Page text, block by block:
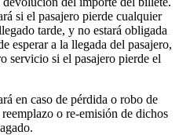
si el pasajero pierde cualquier
tarde, y no estará obligada
esperar a la llegada del pasajero,
servicio si el pasajero pierde el
en caso de pérdida o robo de
o re-emisión de dichos